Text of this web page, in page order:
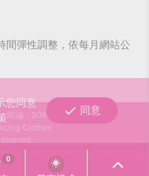
間彈性調整，依每月網站公
統編：90979680
Clothes
您同意
同意
0